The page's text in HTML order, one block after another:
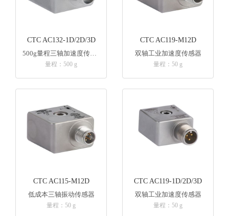
CTC AC132-1D/2D/3D
500g量程三轴加速度传感器
量程：500 g
CTC AC119-M12D
双轴工业加速度传感器
量程：50 g
CTC AC115-M12D
低成本三轴振动传感器
量程：50 g
CTC AC119-1D/2D/3D
双轴工业加速度传感器
量程：50 g